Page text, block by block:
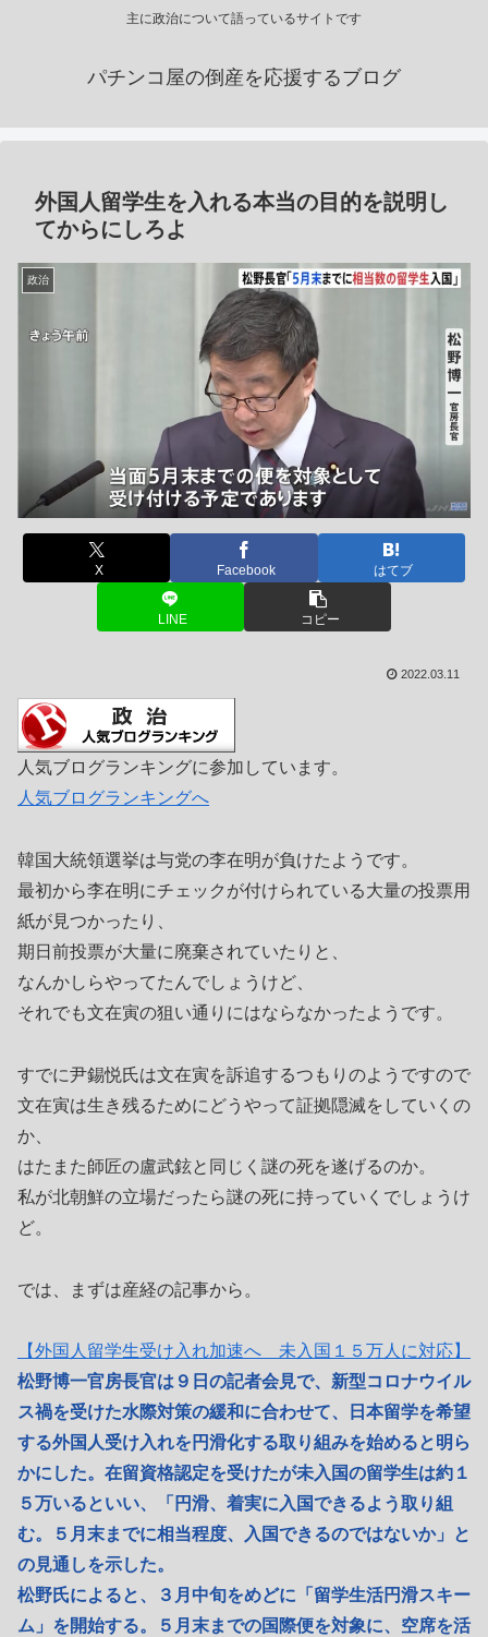
主に政治について語っているサイトです
パチンコ屋の倒産を応援するブログ
外国人留学生を入れる本当の目的を説明し
てからにしろよ
政治
X Facebook はてブ
LINE コピー
2022.03.11
人気ブログランキングに参加しています。
人気ブログランキングへ
韓国大統領選挙は与党の李在明が負けたようです。
最初から李在明にチェックが付けられている大量の投票用
紙が見つかったり、
期日前投票が大量に廃棄されていたりと、
なんかしらやってたんでしょうけど、
それでも文在寅の狙い通りにはならなかったようです。
すでに尹錫悦氏は文在寅を訴追するつもりのようですので
文在寅は生き残るためにどうやって証拠隠滅をしていくの
か、
はたまた師匠の盧武鉉と同じく謎の死を遂げるのか。
私が北朝鮮の立場だったら謎の死に持っていくでしょうけ
ど。
では、まずは産経の記事から。
【外国人留学生受け入れ加速へ 未入国１５万人に対応】
松野博一官房長官は９日の記者会見で、新型コロナウイル
ス禍を受けた水際対策の緩和に合わせて、日本留学を希望
する外国人受け入れを円滑化する取り組みを始めると明ら
かにした。在留資格認定を受けたが未入国の留学生は約１
５万いるといい、「円滑、着実に入国できるよう取り組
む。５月末までに相当程度、入国できるのではないか」と
の見通しを示した。
松野氏によると、３月中旬をめどに「留学生活円滑スキー
ム」を開始する。５月末までの国際便を対象に、空席を活